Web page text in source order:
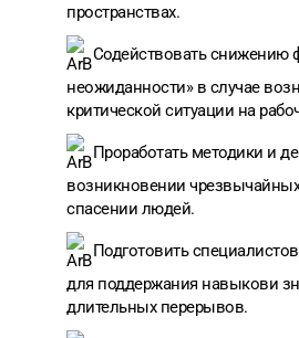
пространствах.
Содействовать снижению
неожиданности» в случае
критической ситуации на
Проработать методики и
возникновении чрезвычайных
спасении людей.
Подготовить
для поддержания навыкови
длительных перерывов.